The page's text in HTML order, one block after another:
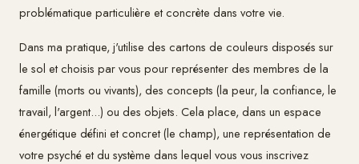
problématique particulière et concrète dans votre vie.
Dans ma pratique, j'utilise des cartons de couleurs disposés sur
le sol et choisis par vous pour représenter des membres de la
famille (morts ou vivants), des concepts (la peur, la confiance, le
travail, l'argent...) ou des objets. Cela place, dans un espace
énergétique défini et concret (le champ), une représentation de
votre psyché et du système dans lequel vous vous inscrivez